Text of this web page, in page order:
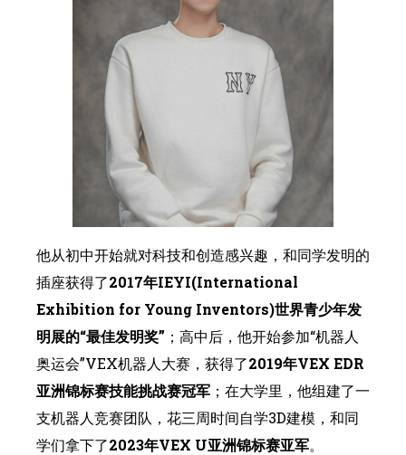
他从初中开始就对科技和创造感兴趣，和同学发明的
插座获得了2017年IEYI(International
Exhibition for Young Inventors)世界青少年发
明展的“最佳发明奖” ；高中后，他开始参加“机器人
奥运会”VEX机器人大赛，获得了2019年VEX EDR
亚洲锦标赛技能挑战赛冠军 ；在大学里，他组建了一
支机器人竞赛团队，花三周时间自学3D建模，和同
学们拿下了2023年VEX U亚洲锦标赛亚军。